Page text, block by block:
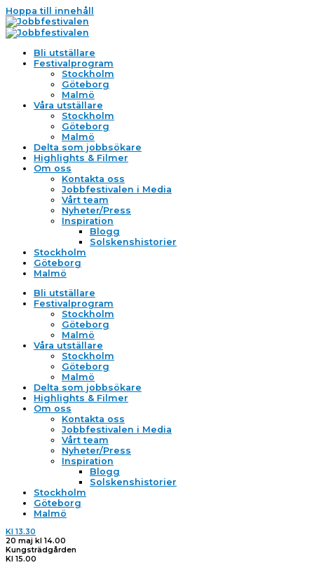
Hoppa till innehåll
Bli utställare
Festivalprogram
Stockholm
Göteborg
Malmö
Våra utställare
Stockholm
Göteborg
Malmö
Delta som jobbsökare
Highlights & Filmer
Om oss
Kontakta oss
Jobbfestivalen i Media
Vårt team
Nyheter/Press
Inspiration
Blogg
Solskenshistorier
Stockholm
Göteborg
Malmö
Bli utställare
Festivalprogram
Stockholm
Göteborg
Malmö
Våra utställare
Stockholm
Göteborg
Malmö
Delta som jobbsökare
Highlights & Filmer
Om oss
Kontakta oss
Jobbfestivalen i Media
Vårt team
Nyheter/Press
Inspiration
Blogg
Solskenshistorier
Stockholm
Göteborg
Malmö
Kl 13.30
20 maj kl 14.00
Kungsträdgården
Kl 15.00